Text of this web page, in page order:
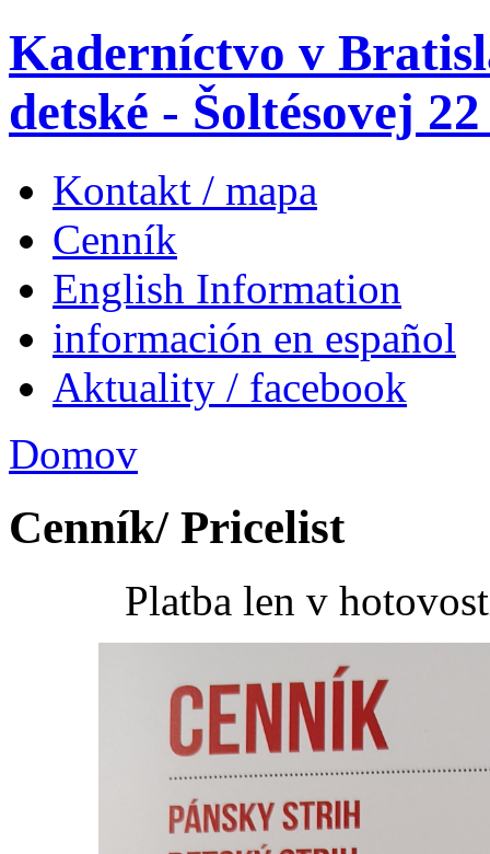
Kaderníctvo v
detské - Šoltésovej
Kontakt / mapa
Cenník
English Information
información en español
Aktuality / facebook
Domov
Cenník/ Pricelist
Platba len v